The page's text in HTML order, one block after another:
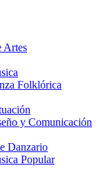
Artes
Folklórica
y Comunicación
Danzario
Popular